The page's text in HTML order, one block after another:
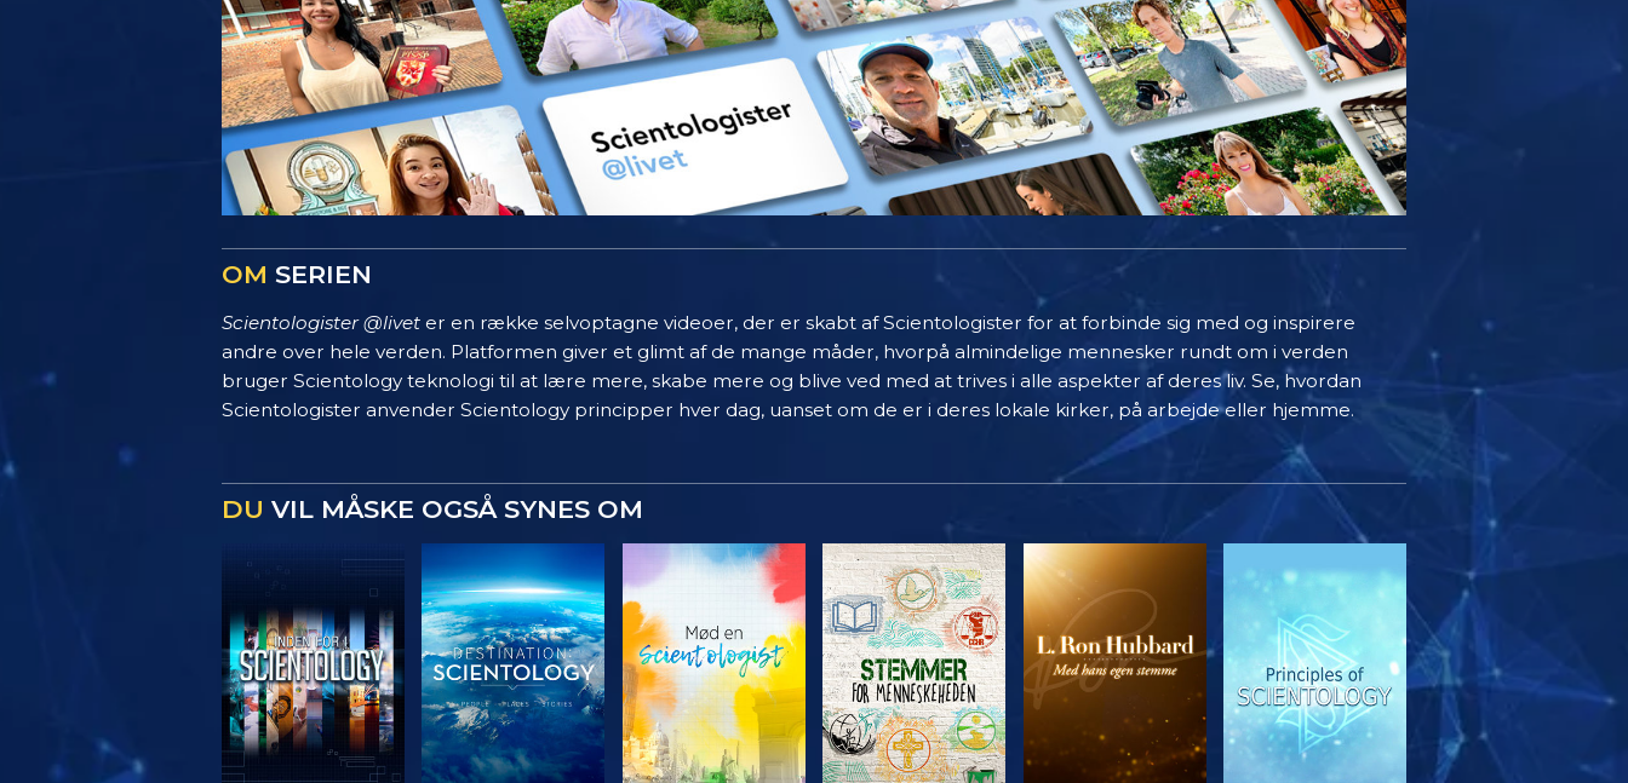
OM SERIEN
Scientologister @livet er en række selvoptagne videoer, der er skabt af Scientologister for at forbinde sig med og inspirere
andre over hele verden. Platformen giver et glimt af de mange måder, hvorpå almindelige mennesker rundt om i verden
bruger Scientology teknologi til at lære mere, skabe mere og blive ved med at trives i alle aspekter af deres liv. Se, hvordan
Scientologister anvender Scientology principper hver dag, uanset om de er i deres lokale kirker, på arbejde eller hjemme.
DU VIL MÅSKE OGSÅ SYNES OM